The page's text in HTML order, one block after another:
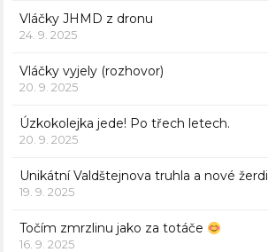
Vláčky JHMD z dronu
24. 9. 2025
Vláčky vyjely (rozhovor)
20. 9. 2025
Úzkokolejka jede! Po třech letech.
20. 9. 2025
Unikátní Valdštejnova truhla a nové žerdi
19. 9. 2025
Točím zmrzlinu jako za totáče
16. 9. 2025